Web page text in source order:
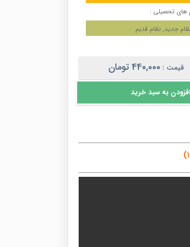
های تحصیلی :
جدید, نظام قدیم
قیمت : 440,000 تومان
افزودن به سبد خرید